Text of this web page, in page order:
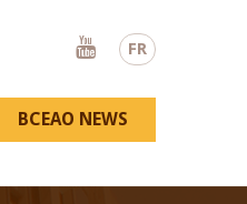
FR
Youtube
BCEAO NEWS